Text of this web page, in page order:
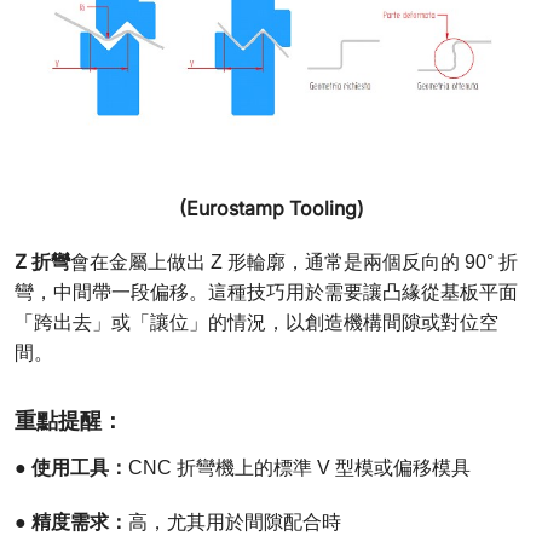
(Eurostamp Tooling)
Z 折彎會在金屬上做出 Z 形輪廓，通常是兩個反向的 90° 折
彎，中間帶一段偏移。這種技巧用於需要讓凸緣從基板平面
「跨出去」或「讓位」的情況，以創造機構間隙或對位空
間。
重點提醒：
● 使用工具： CNC 折彎機上的標準 V 型模或偏移模具
● 精度需求： 高，尤其用於間隙配合時